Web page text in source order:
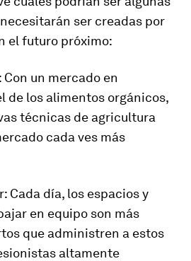
ser creadas por
el futuro próximo:
un mercado en
de los alimentos orgánicos,
técnicas de agricultura
cada ves más
Cada día, los espacios y
en equipo son más
que administren a estos
altamente